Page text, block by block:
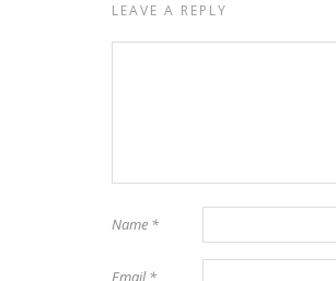
LEAVE A REPLY
Name *
Email*